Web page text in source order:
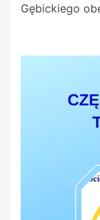
Gębickiego